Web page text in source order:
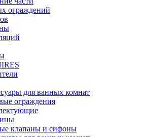
ограждений
для ванных комнат
ограждения
клапаны и сифоны